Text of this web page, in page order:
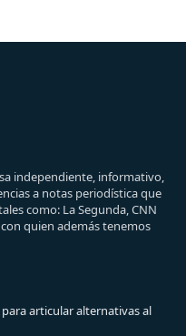
independiente, informativo,
a notas periodística que
como: La Segunda, CNN
con quien además tenemos
articular alternativas al